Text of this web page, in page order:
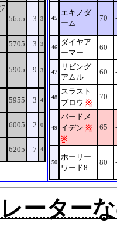
5655 3 3
5705 3 3
5905 9 3
5955 3 4
6005 2 0
6205 7 4
45
エキノダ
ーム
70 -
46
ダイヤア
ーマー
60 -
47
リビング
アムル
60 -
48
スラスト
ブロウ ※
70 -
49
バードメ
イデン ※
※
65 -
50
ホーリー
ワード8
80 -
ーター